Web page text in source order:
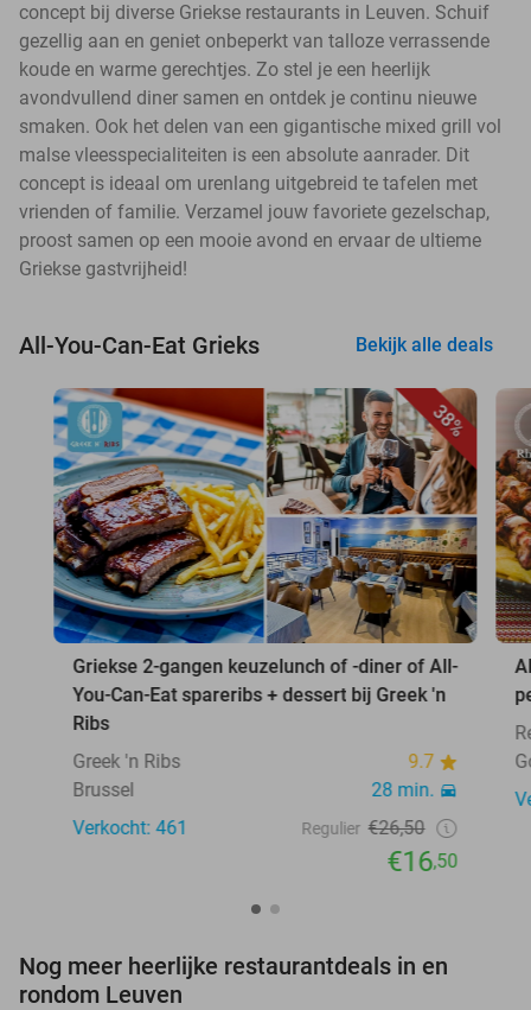
concept bij diverse Griekse restaurants in Leuven. Schuif
gezellig aan en geniet onbeperkt van talloze verrassende
koude en warme gerechtjes. Zo stel je een heerlijk
avondvullend diner samen en ontdek je continu nieuwe
smaken. Ook het delen van een gigantische mixed grill vol
malse vleesspecialiteiten is een absolute aanrader. Dit
concept is ideaal om urenlang uitgebreid te tafelen met
vrienden of familie. Verzamel jouw favoriete gezelschap,
proost samen op een mooie avond en ervaar de ultieme
Griekse gastvrijheid!
All-You-Can-Eat Grieks Bekijk alle deals
38%
Griekse 2-gangen keuzelunch of -diner of All-
You-Can-Eat spareribs + dessert bij Greek 'n
Ribs
Greek 'n Ribs
9.7
Brussel
28 min.
Verkocht: 461
Regulier €26,50
€16,50
Nog meer heerlijke restaurantdeals in en
rondom Leuven